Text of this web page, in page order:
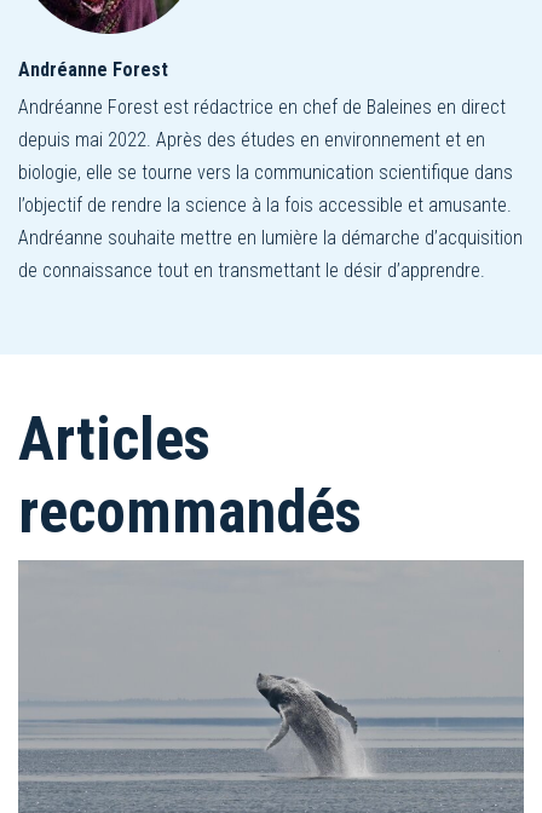
Andréanne Forest
Andréanne Forest est rédactrice en chef de Baleines en direct
depuis mai 2022. Après des études en environnement et en
biologie, elle se tourne vers la communication scientifique dans
l’objectif de rendre la science à la fois accessible et amusante.
Andréanne souhaite mettre en lumière la démarche d’acquisition
de connaissance tout en transmettant le désir d’apprendre.
Articles
recommandés